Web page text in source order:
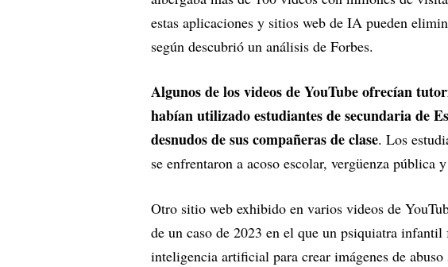
estas aplicaciones y sitios web de IA pueden
según descubrió un análisis de Forbes.
Algunos de los videos de YouTube ofrecían
habían utilizado estudiantes de secundaria de
desnudos de sus compañeras de clase. Los
se enfrentaron a acoso escolar, vergüenza pública
Otro sitio web exhibido en varios videos de
de un caso de 2023 en el que un psiquiatra
inteligencia artificial para crear imágenes de